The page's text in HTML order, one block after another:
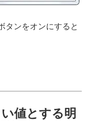
タンをオンにすると
値とする明